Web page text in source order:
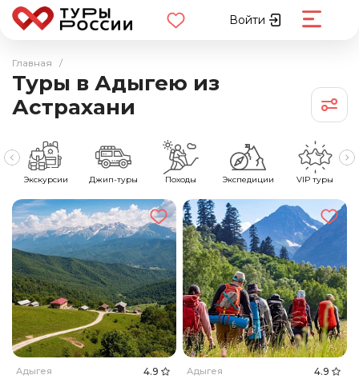
Войти
Главная /
Туры в Адыгею из
Астрахани
Экскурсии Джип-туры Походы Экспедиции VIP туры
Адыгея 4.9 Адыгея 4.9